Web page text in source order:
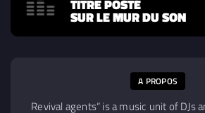
TITRE POSTÉ
SUR LE MUR DU SON
A PROPOS
Revival agents“ is a music unit of DJs